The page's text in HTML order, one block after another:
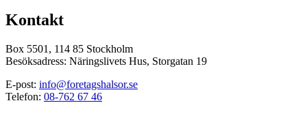
Kontakt
Box 5501, 114 85 Stockholm
Besöksadress: Näringslivets Hus, Storgatan 19
E-post: info@foretagshalsor.se
Telefon: 08-762 67 46